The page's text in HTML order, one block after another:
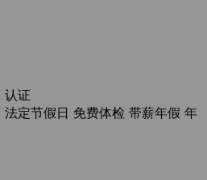
认证
法定节假日 免费体检 带薪年假 年